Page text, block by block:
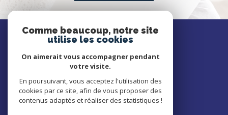
SE
connecter
ESPACE PROPRIÉTAIRE
NOUS
suivre
Comme beaucoup, notre site
utilise les cookies
On aimerait vous accompagner pendant
votre visite.
En poursuivant, vous acceptez l'utilisation des
cookies par ce site, afin de vous proposer des
contenus adaptés et réaliser des statistiques !